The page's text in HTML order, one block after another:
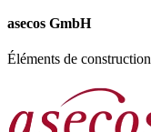
asecos GmbH
Éléments de construction